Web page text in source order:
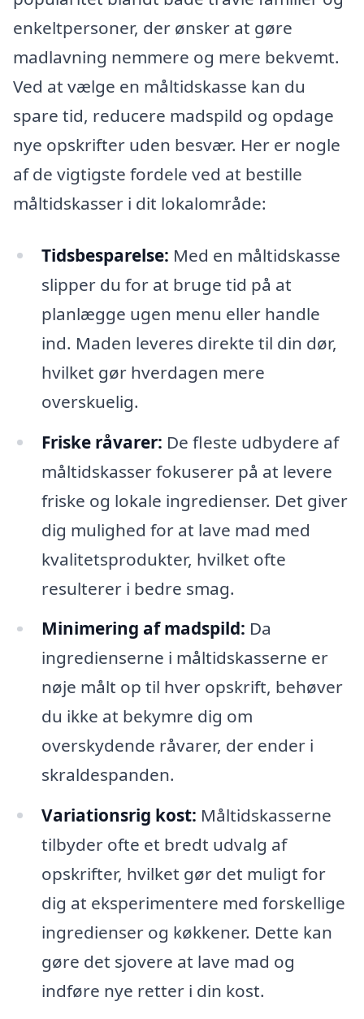
enkeltpersoner, der ønsker at gøre
madlavning nemmere og mere bekvemt.
Ved at vælge en måltidskasse kan du
spare tid, reducere madspild og opdage
nye opskrifter uden besvær. Her er nogle
af de vigtigste fordele ved at bestille
måltidskasser i dit lokalområde:
Tidsbesparelse: Med en måltidskasse
slipper du for at bruge tid på at
planlægge ugen menu eller handle
ind. Maden leveres direkte til din dør,
hvilket gør hverdagen mere
overskuelig.
Friske råvarer: De fleste udbydere af
måltidskasser fokuserer på at levere
friske og lokale ingredienser. Det giver
dig mulighed for at lave mad med
kvalitetsprodukter, hvilket ofte
resulterer i bedre smag.
Minimering af madspild: Da
ingredienserne i måltidskasserne er
nøje målt op til hver opskrift, behøver
du ikke at bekymre dig om
overskydende råvarer, der ender i
skraldespanden.
Variationsrig kost: Måltidskasserne
tilbyder ofte et bredt udvalg af
opskrifter, hvilket gør det muligt for
dig at eksperimentere med forskellige
ingredienser og køkkener. Dette kan
gøre det sjovere at lave mad og
indføre nye retter i din kost.